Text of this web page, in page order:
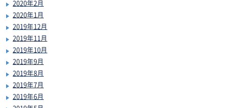
2020年2月
2020年1月
2019年12月
2019年11月
2019年10月
2019年9月
2019年8月
2019年7月
2019年6月